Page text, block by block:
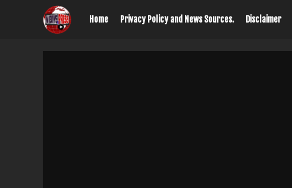
Home Privacy Policy and News Sources. Disclaimer